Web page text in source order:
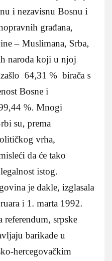
i nezavisnu Bosnu i
građana,
– Muslimana, Srba,
naroda koji u njoj
64,31 % birača s
Bosne i
%. Mnogi
su, prema
vrha,
da će tako
istog.
je dakle, izglasala
i 1. marta 1992.
srpske
barikade u
hercegovačkim